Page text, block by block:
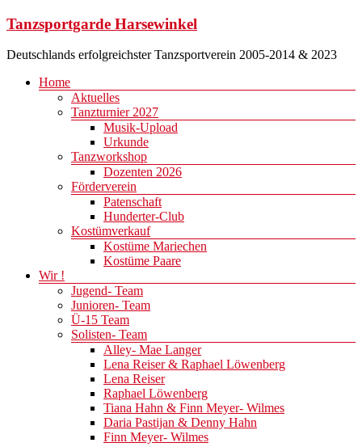
Zum
springen
Tanzsportgarde Harsewinkel
Deutschlands erfolgreichster Tanzsportverein 2005-2014 & 2023
Menü
Home
Aktuelles
Tanzturnier 2027
Musik-Upload
Urkunde
Tanzworkshop
Dozenten 2026
Förderverein
Patenschaft
Hunderter-Club
Kostümverkauf
Kostüme Mariechen
Kostüme Paare
Wir !
Jugend- Team
Junioren- Team
Ü-15 Team
Solisten- Team
Alley- Mae Langer
Lena Reiser & Raphael Löwenberg
Lena Reiser
Raphael Löwenberg
Tiana Hahn & Finn Meyer- Wilmes
Daria Pastijan & Denny Hahn
Finn Meyer- Wilmes